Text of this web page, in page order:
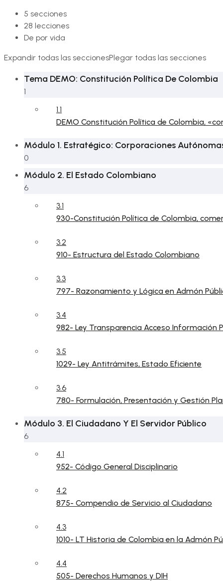
5 secciones
28 lecciones
De por vida
Expandir todas las seccionesPlegar todas las secciones
Tema DEMO: Constitución Política De Colombia
1
1.1
DEMO Constitución Política de Colombia,
Módulo 1. Estratégico: Corporaciones
0
Módulo 2. El Estado Colombiano
6
3.1
930-Constitución Política de Colombia,
3.2
910- Estructura del Estado Colombiano
3.3
797- Razonamiento y Lógica en Admón
3.4
982- Ley Transparencia Acceso Información
3.5
1029- Ley Antitrámites, Estado Eficiente
3.6
780- Formulación, Presentación y Gestión
Módulo 3. El Ciudadano Y El Servidor Público
6
4.1
952- Código General Disciplinario
4.2
875- Compendio de Servicio al Ciudadano
4.3
1010- LT Historia de Colombia en la Admón
4.4
505- Derechos Humanos y DIH